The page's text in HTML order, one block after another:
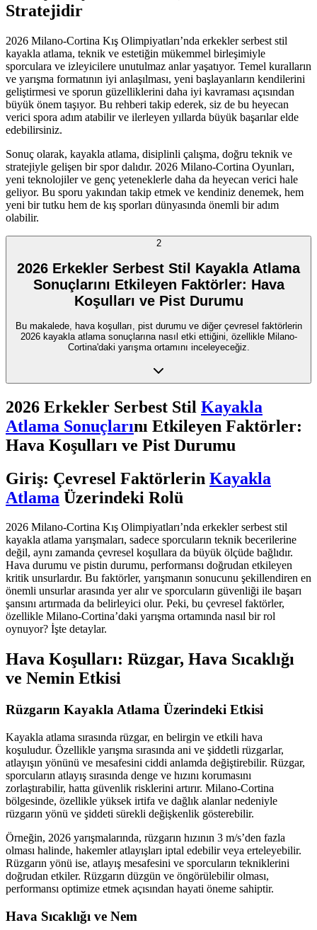
Stratejidir
2026 Milano-Cortina Kış Olimpiyatları’nda erkekler serbest stil
kayakla atlama, teknik ve estetiğin mükemmel birleşimiyle
sporculara ve izleyicilere unutulmaz anlar yaşatıyor. Temel kuralların
ve yarışma formatının iyi anlaşılması, yeni başlayanların kendilerini
geliştirmesi ve sporun güzelliklerini daha iyi kavraması açısından
büyük önem taşıyor. Bu rehberi takip ederek, siz de bu heyecan
verici spora adım atabilir ve ilerleyen yıllarda büyük başarılar elde
edebilirsiniz.
Sonuç olarak, kayakla atlama, disiplinli çalışma, doğru teknik ve
stratejiyle gelişen bir spor dalıdır. 2026 Milano-Cortina Oyunları,
yeni teknolojiler ve genç yeteneklerle daha da heyecan verici hale
geliyor. Bu sporu yakından takip etmek ve kendiniz denemek, hem
yeni bir tutku hem de kış sporları dünyasında önemli bir adım
olabilir.
2
2026 Erkekler Serbest Stil Kayakla Atlama
Sonuçlarını Etkileyen Faktörler: Hava
Koşulları ve Pist Durumu
Bu makalede, hava koşulları, pist durumu ve diğer çevresel faktörlerin
2026 kayakla atlama sonuçlarına nasıl etki ettiğini, özellikle Milano-
Cortina'daki yarışma ortamını inceleyeceğiz.
2026 Erkekler Serbest Stil Kayakla
Atlama Sonuçlarını Etkileyen Faktörler:
Hava Koşulları ve Pist Durumu
Giriş: Çevresel Faktörlerin Kayakla
Atlama Üzerindeki Rolü
2026 Milano-Cortina Kış Olimpiyatları’nda erkekler serbest stil
kayakla atlama yarışmaları, sadece sporcuların teknik becerilerine
değil, aynı zamanda çevresel koşullara da büyük ölçüde bağlıdır.
Hava durumu ve pistin durumu, performansı doğrudan etkileyen
kritik unsurlardır. Bu faktörler, yarışmanın sonucunu şekillendiren en
önemli unsurlar arasında yer alır ve sporcuların güvenliği ile başarı
şansını artırmada da belirleyici olur. Peki, bu çevresel faktörler,
özellikle Milano-Cortina’daki yarışma ortamında nasıl bir rol
oynuyor? İşte detaylar.
Hava Koşulları: Rüzgar, Hava Sıcaklığı
ve Nemin Etkisi
Rüzgarın Kayakla Atlama Üzerindeki Etkisi
Kayakla atlama sırasında rüzgar, en belirgin ve etkili hava
koşuludur. Özellikle yarışma sırasında ani ve şiddetli rüzgarlar,
atlayışın yönünü ve mesafesini ciddi anlamda değiştirebilir. Rüzgar,
sporcuların atlayış sırasında denge ve hızını korumasını
zorlaştırabilir, hatta güvenlik risklerini artırır. Milano-Cortina
bölgesinde, özellikle yüksek irtifa ve dağlık alanlar nedeniyle
rüzgarın yönü ve şiddeti sürekli değişkenlik gösterebilir.
Örneğin, 2026 yarışmalarında, rüzgarın hızının 3 m/s’den fazla
olması halinde, hakemler atlayışları iptal edebilir veya erteleyebilir.
Rüzgarın yönü ise, atlayış mesafesini ve sporcuların tekniklerini
doğrudan etkiler. Rüzgarın düzgün ve öngörülebilir olması,
performansı optimize etmek açısından hayati öneme sahiptir.
Hava Sıcaklığı ve Nem